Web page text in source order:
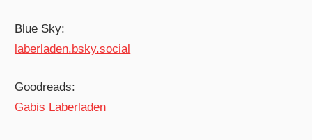
Blue Sky:
laberladen.bsky.social
Goodreads:
Gabis Laberladen